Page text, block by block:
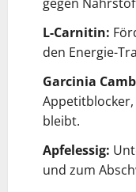
L-Carnitin:
den Energie-
Garcinia
bleibt.
Apfelessig:
und zum